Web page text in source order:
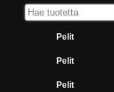
Pelit
Pelit
Pelit